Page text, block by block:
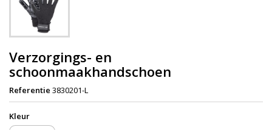
Verzorgings- en
schoonmaakhandschoen
Referentie 3830201-L
Kleur